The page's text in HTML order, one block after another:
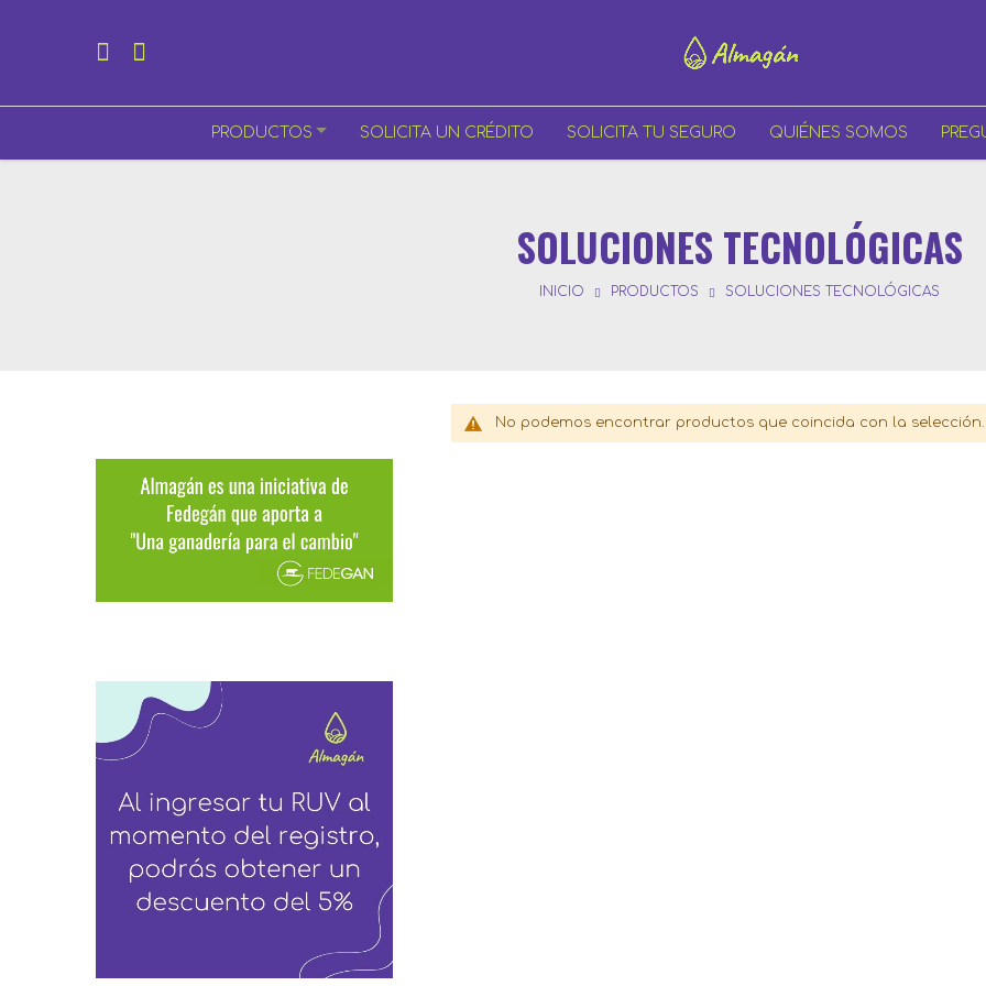
PRODUCTOS SOLICITA UN CRÉDITO SOLICITA TU SEGURO QUIÉNES SOMOS
SOLUCIONES TECNOLÓGICAS
INICIO PRODUCTOS SOLUCIONES TECNOLÓGICAS
No podemos encontrar productos que coincida con la selección.